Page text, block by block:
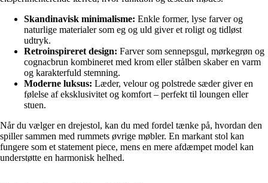
Skandinavisk minimalisme: Enkle former, lyse farver og
naturlige materialer som eg og uld giver et roligt og tidløst
udtryk.
Retroinspireret design: Farver som sennepsgul, mørkegrøn og
cognacbrun kombineret med krom eller stålben skaber en varm
og karakterfuld stemning.
Moderne luksus: Læder, velour og polstrede sæder giver en
følelse af eksklusivitet og komfort – perfekt til loungen eller
stuen.
Når du vælger en drejestol, kan du med fordel tænke på, hvordan den
spiller sammen med rummets øvrige møbler. En markant stol kan
fungere som et statement piece, mens en mere afdæmpet model kan
understøtte en harmonisk helhed.